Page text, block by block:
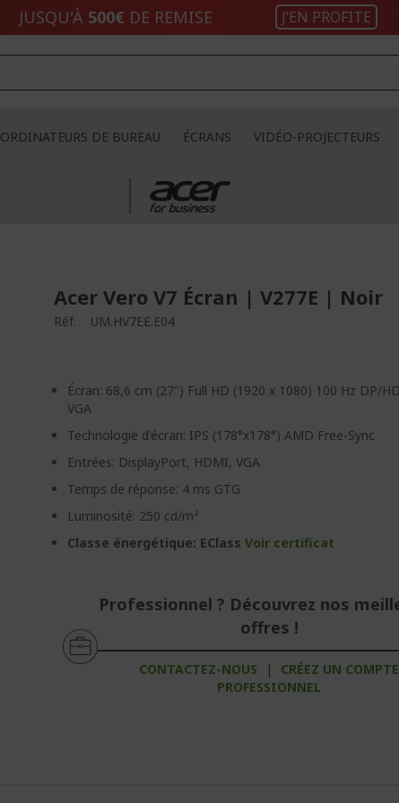
JUSQU'À 500€ DE REMISE J’EN PROFITE
ORDINATEURS DE BUREAU ÉCRANS VIDÉO-PROJECTEURS
Acer Vero V7 Écran | V277E | Noir
Réf. UM.HV7EE.E04
Écran: 68,6 cm (27") Full HD (1920 x 1080) 100 Hz DP/
VGA
Technologie d'écran: IPS (178°x178°) AMD Free-Sync
Entrées: DisplayPort, HDMI, VGA
Temps de réponse: 4 ms GTG
Luminosité: 250 cd/m²
Classe énergétique: EClassVoir certificat
Professionnel ? Découvrez nos
offres !
CONTACTEZ-NOUS |
CRÉEZ UN COMPTE
PROFESSIONNEL